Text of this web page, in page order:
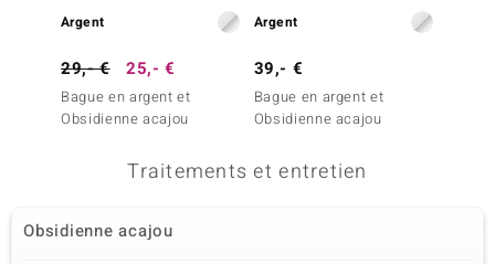
Argent
29,- € 25,- €
Bague en argent et
Obsidienne acajou
Argent
39,- €
Bague en argent et
Obsidienne acajou
Traitements et entretien
Obsidienne acajou